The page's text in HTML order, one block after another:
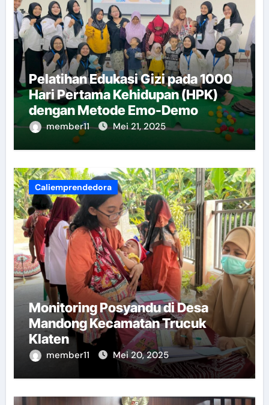
Pelatihan Edukasi Gizi pada 1000
Hari Pertama Kehidupan (HPK)
dengan Metode Emo-Demo
member11 Mei 21, 2025
Caliemprendedora
Monitoring Posyandu di Desa
Mandong Kecamatan Trucuk
Klaten
member11 Mei 20, 2025